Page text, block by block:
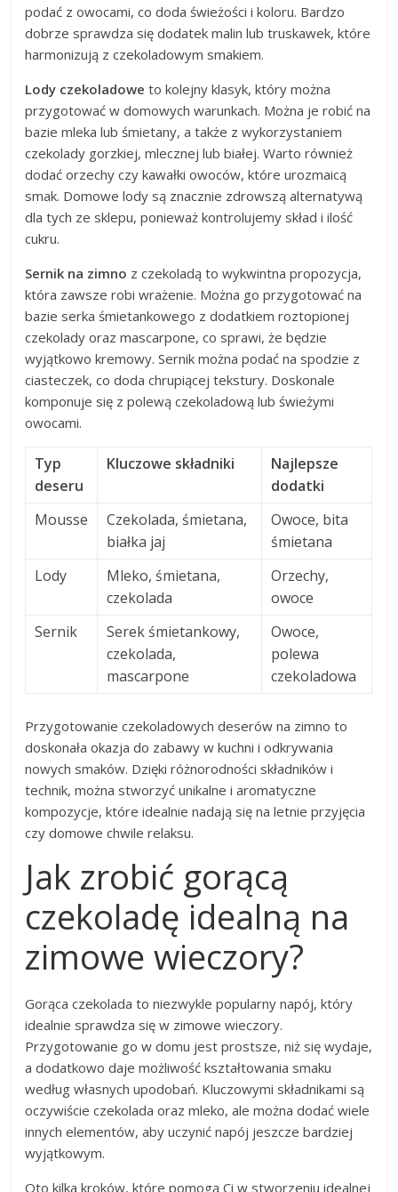
podać z owocami, co doda świeżości i koloru. Bardzo
dobrze sprawdza się dodatek malin lub truskawek, które
harmonizują z czekoladowym smakiem.
Lody czekoladowe to kolejny klasyk, który można
przygotować w domowych warunkach. Można je robić na
bazie mleka lub śmietany, a także z wykorzystaniem
czekolady gorzkiej, mlecznej lub białej. Warto również
dodać orzechy czy kawałki owoców, które urozmaicą
smak. Domowe lody są znacznie zdrowszą alternatywą
dla tych ze sklepu, ponieważ kontrolujemy skład i ilość
cukru.
Sernik na zimno z czekoladą to wykwintna propozycja,
która zawsze robi wrażenie. Można go przygotować na
bazie serka śmietankowego z dodatkiem roztopionej
czekolady oraz mascarpone, co sprawi, że będzie
wyjątkowo kremowy. Sernik można podać na spodzie z
ciasteczek, co doda chrupiącej tekstury. Doskonale
komponuje się z polewą czekoladową lub świeżymi
owocami.
Typ
deseru
Kluczowe składniki
Najlepsze
dodatki
Mousse
Czekolada, śmietana,
białka jaj
Owoce, bita
śmietana
Lody
Mleko, śmietana,
czekolada
Orzechy,
owoce
Sernik
Serek śmietankowy,
czekolada,
mascarpone
Owoce,
polewa
czekoladowa
Przygotowanie czekoladowych deserów na zimno to
doskonała okazja do zabawy w kuchni i odkrywania
nowych smaków. Dzięki różnorodności składników i
technik, można stworzyć unikalne i aromatyczne
kompozycje, które idealnie nadają się na letnie przyjęcia
czy domowe chwile relaksu.
Jak zrobić gorącą
czekoladę idealną na
zimowe wieczory?
Gorąca czekolada to niezwykle popularny napój, który
idealnie sprawdza się w zimowe wieczory.
Przygotowanie go w domu jest prostsze, niż się wydaje,
a dodatkowo daje możliwość kształtowania smaku
według własnych upodobań. Kluczowymi składnikami są
oczywiście czekolada oraz mleko, ale można dodać wiele
innych elementów, aby uczynić napój jeszcze bardziej
wyjątkowym.
Oto kilka kroków, które pomogą Ci w stworzeniu idealnej